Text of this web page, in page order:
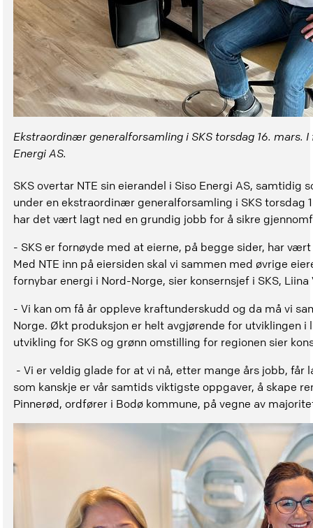
Ekstraordinær generalforsamling i SKS torsdag 16. mars.
Energi AS.
SKS overtar NTE sin eierandel i Siso Energi AS, samtidig
under en ekstraordinær generalforsamling i SKS torsdag
har det vært lagt ned en grundig jobb for å sikre
- SKS er fornøyde med at eierne, på begge sider, har
Med NTE inn på eiersiden skal vi sammen med øvrige
fornybar energi i Nord-Norge, sier konsernsjef i SKS, Liina
- Vi kan om få år oppleve kraftunderskudd og da må vi
Norge. Økt produksjon er helt avgjørende for utviklingen i
utvikling for SKS og grønn omstilling for regionen sier
- Vi er veldig glade for at vi nå, etter mange års jobb,
som kanskje er vår samtids viktigste oppgaver, å skape
Pinnerød, ordfører i Bodø kommune, på vegne av